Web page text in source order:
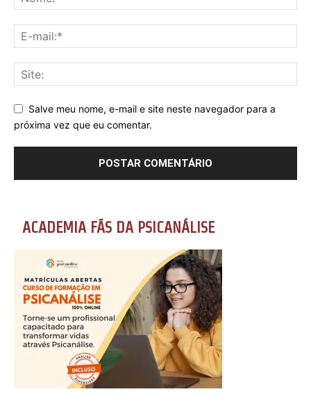
Salve meu nome, e-mail e site neste navegador para a
próxima vez que eu comentar.
ACADEMIA FÃS DA PSICANÁLISE